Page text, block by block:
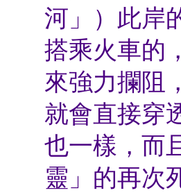
河」）此岸
搭乘火車的
來強力攔阻
就會直接穿
也一樣，而
靈」的再次